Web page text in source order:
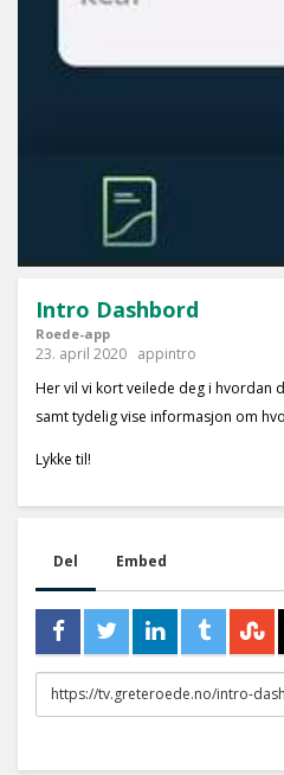
Intro Dashbord
Roede-app
23. april 2020 appintro
Her vil vi kort veilede deg i hvordan
samt tydelig vise informasjon om
Lykke til!
Del Embed
URL
to